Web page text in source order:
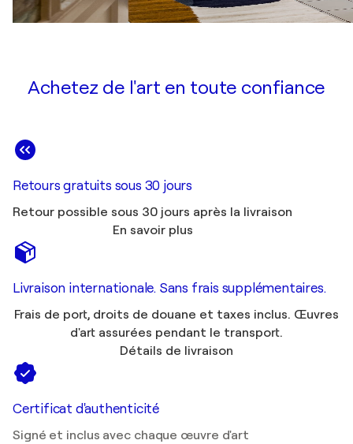
Achetez de l'art en toute confiance
Retours gratuits sous 30 jours
Retour possible sous 30 jours après la livraison
En savoir plus
Livraison internationale. Sans frais supplémentaires.
Frais de port, droits de douane et taxes inclus. Œuvres
d'art assurées pendant le transport.
Détails de livraison
Certificat d'authenticité
Signé et inclus avec chaque œuvre d'art